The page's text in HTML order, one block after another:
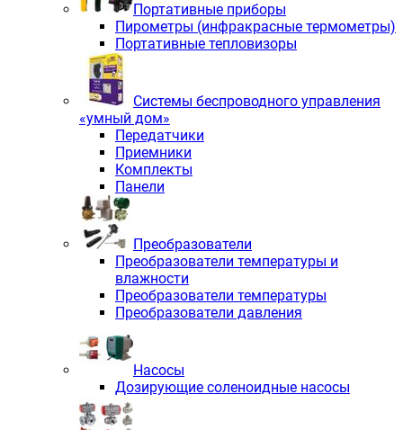
Портативные приборы
Пирометры (инфракрасные термометры)
Портативные тепловизоры
Системы беспроводного управления
«умный дом»
Передатчики
Приемники
Комплекты
Панели
Преобразователи
Преобразователи температуры и
влажности
Преобразователи температуры
Преобразователи давления
Насосы
Дозирующие соленоидные насосы